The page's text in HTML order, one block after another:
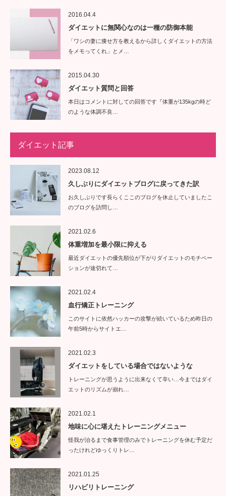
2016.04.4
ダイエットに無関心なのは一種の防御本能
「ワシの妻に痩せ方を教えるから詳しくダイエットの方法
をメモってくれ」とメ…
2015.04.30
ダイエット質問と回答
本日はコメントに対しての回答です『体重が135kgの時ど
のような体調不良…
ダイエット記事
2023.08.12
久しぶりにダイエットブログに戻ってきた訳
お久しぶりです長らくここのブログを休止していましたこ
のブログを訪問し…
2021.02.6
体重増加を最小限に抑える
最近ダイエットの優先順位が下がりダイエットのモチベー
ションが途切れて…
2021.02.4
血行矯正トレーニング
このサイトに依然ハッカーの攻撃が続いているため昨日の
午前5時からサイトエ…
2021.02.3
ダイエットをしている場合ではないような
トレーニングが思うように出来なくて辛い…今まではダイ
エットのリズムが崩れ…
2021.02.1
地味に心に堪えたトレーニングメニュー
怪我が治るまで食事管理のみでトレーニングを休む予定だ
ったけれどゆっくりトレ…
2021.01.25
リハビリトレーニング